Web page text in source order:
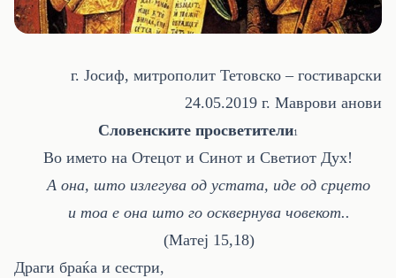
г. Јосиф, митрополит Тетовско – гостиварски
24.05.2019 г. Маврови анови
Словенските просветители1
Во името на Отецот и Синот и Светиот Дух!
А она, што излегува од устата, иде од срцето
и тоа е она што го осквернува човекот..
(Матеј 15,18)
Драги браќа и сестри,